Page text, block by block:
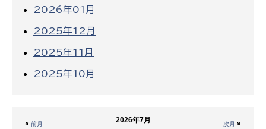
2026年01月
2025年12月
2025年11月
2025年10月
« 前月 次月 »
2026年7月